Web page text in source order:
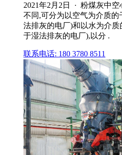
2021年2月2日 · 粉煤灰中
不同,可分为以空气为介质
法排灰的电厂)和以水为介
于湿法排灰的电厂),以分 .
联系电话: 180 3780 8511